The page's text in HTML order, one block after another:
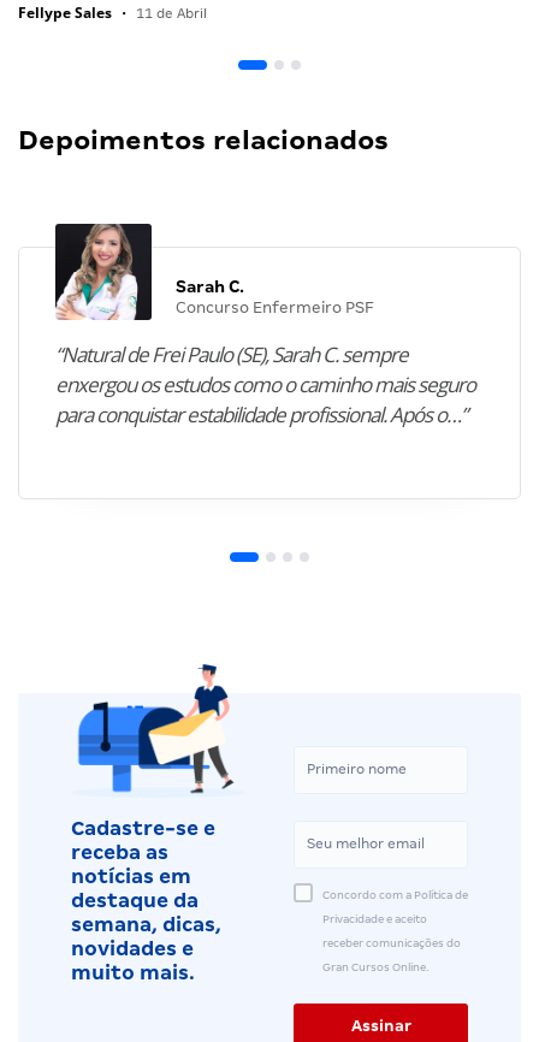
Fellype Sales • 11 de Abril
Depoimentos relacionados
Sarah C.
Concurso Enfermeiro PSF
“Natural de Frei Paulo (SE), Sarah C. sempre
enxergou os estudos como o caminho mais seguro
para conquistar estabilidade profissional. Após o…”
Cadastre-se e
receba as
notícias em
destaque da
semana, dicas,
novidades e
muito mais.
Concordo com a Política de
Privacidade e aceito
receber comunicações do
Gran Cursos Online.